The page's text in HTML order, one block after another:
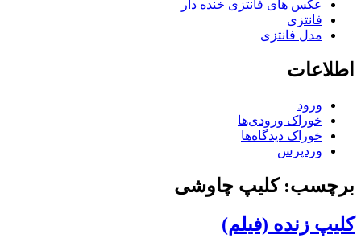
عکس های فانتزی خنده دار
فانتزی
مدل فانتزی
اطلاعات
ورود
خوراک ورودی‌ها
خوراک دیدگاه‌ها
وردپرس
برچسب: کلیپ چاوشی
کلیپ زنده (فیلم)